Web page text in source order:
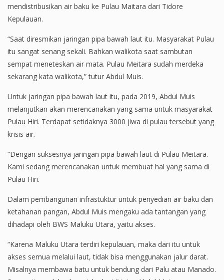
mendistribusikan air baku ke Pulau Maitara dari Tidore
Kepulauan.
“Saat diresmikan jaringan pipa bawah laut itu. Masyarakat Pulau
itu sangat senang sekali. Bahkan walikota saat sambutan
sempat meneteskan air mata. Pulau Meitara sudah merdeka
sekarang kata walikota,” tutur Abdul Muis.
Untuk jaringan pipa bawah laut itu, pada 2019, Abdul Muis
melanjutkan akan merencanakan yang sama untuk masyarakat
Pulau Hiri. Terdapat setidaknya 3000 jiwa di pulau tersebut yang
krisis air.
“Dengan suksesnya jaringan pipa bawah laut di Pulau Meitara.
Kami sedang merencanakan untuk membuat hal yang sama di
Pulau Hiri.
Dalam pembangunan infrastuktur untuk penyedian air baku dan
ketahanan pangan, Abdul Muis mengaku ada tantangan yang
dihadapi oleh BWS Maluku Utara, yaitu akses.
“Karena Maluku Utara terdiri kepulauan, maka dari itu untuk
akses semua melalui laut, tidak bisa menggunakan jalur darat.
Misalnya membawa batu untuk bendung dari Palu atau Manado.